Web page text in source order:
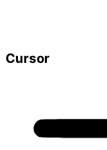
Cursor